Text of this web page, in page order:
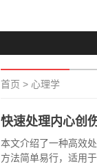
首页 > 心理学
快速处理内心创
本文介绍了一种高效
方法简单易行，适用